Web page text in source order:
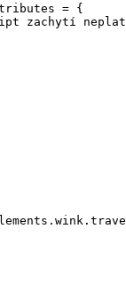
= {
zachytí